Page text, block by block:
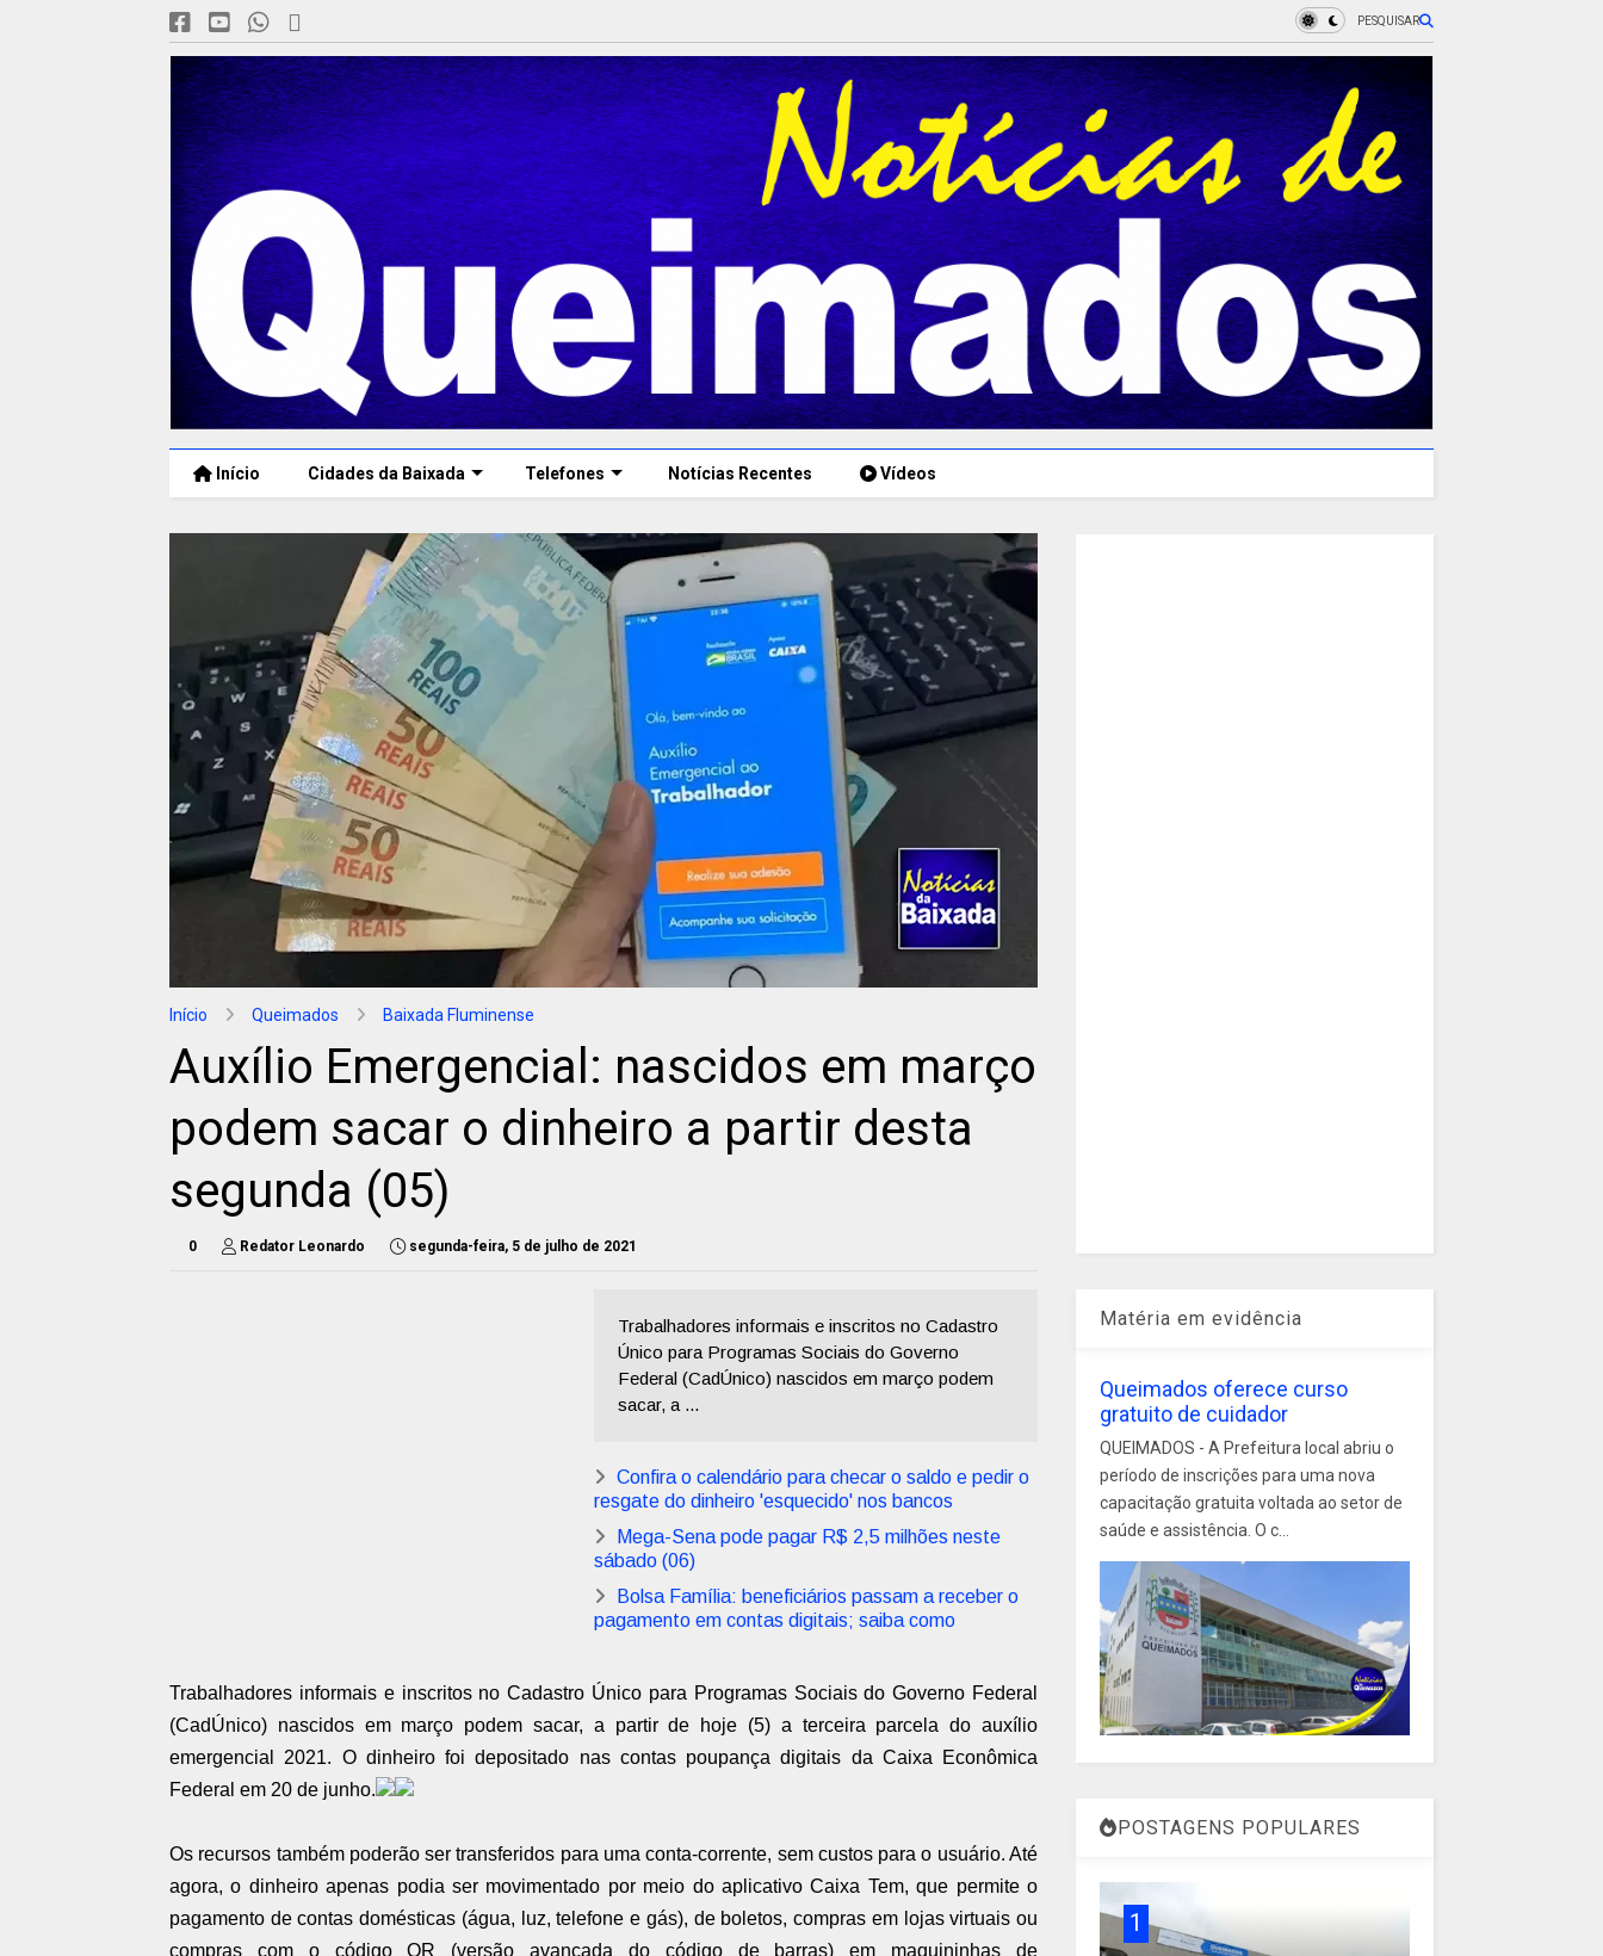
PESQUISAR
Início Cidades da Baixada Telefones Notícias Recentes Vídeos
Início Queimados Baixada Fluminense
Auxílio Emergencial: nascidos em março
podem sacar o dinheiro a partir desta
segunda (05)
0 Redator Leonardo segunda-feira, 5 de julho de 2021
Trabalhadores informais e inscritos no Cadastro
Único para Programas Sociais do Governo
Federal (CadÚnico) nascidos em março podem
sacar, a ...
Confira o calendário para checar o saldo e pedir o
resgate do dinheiro 'esquecido' nos bancos
Mega-Sena pode pagar R$ 2,5 milhões neste
sábado (06)
Bolsa Família: beneficiários passam a receber o
pagamento em contas digitais; saiba como
Trabalhadores informais e inscritos no Cadastro Único para Programas Sociais do Governo Federal
(CadÚnico) nascidos em março podem sacar, a partir de hoje (5) a terceira parcela do auxílio
emergencial 2021. O dinheiro foi depositado nas contas poupança digitais da Caixa Econômica
Federal em 20 de junho.
Os recursos também poderão ser transferidos para uma conta-corrente, sem custos para o usuário. Até
agora, o dinheiro apenas podia ser movimentado por meio do aplicativo Caixa Tem, que permite o
pagamento de contas domésticas (água, luz, telefone e gás), de boletos, compras em lojas virtuais ou
compras com o código QR (versão avançada do código de barras) em maquininhas de
Matéria em evidência
Queimados oferece curso
gratuito de cuidador
QUEIMADOS - A Prefeitura local abriu o
período de inscrições para uma nova
capacitação gratuita voltada ao setor de
saúde e assistência. O c...
POSTAGENS POPULARES
1